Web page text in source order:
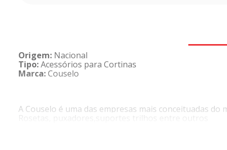
Origem:Nacional
Tipo:Acessórios para Cortinas
Marca:Couselo
A Couselo é uma das empresas mais conceituadas
Rosetas, puxadores,suportes trilhos entre outros